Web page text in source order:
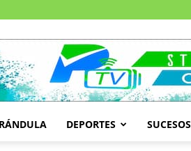
DEPORTES SUCESOS